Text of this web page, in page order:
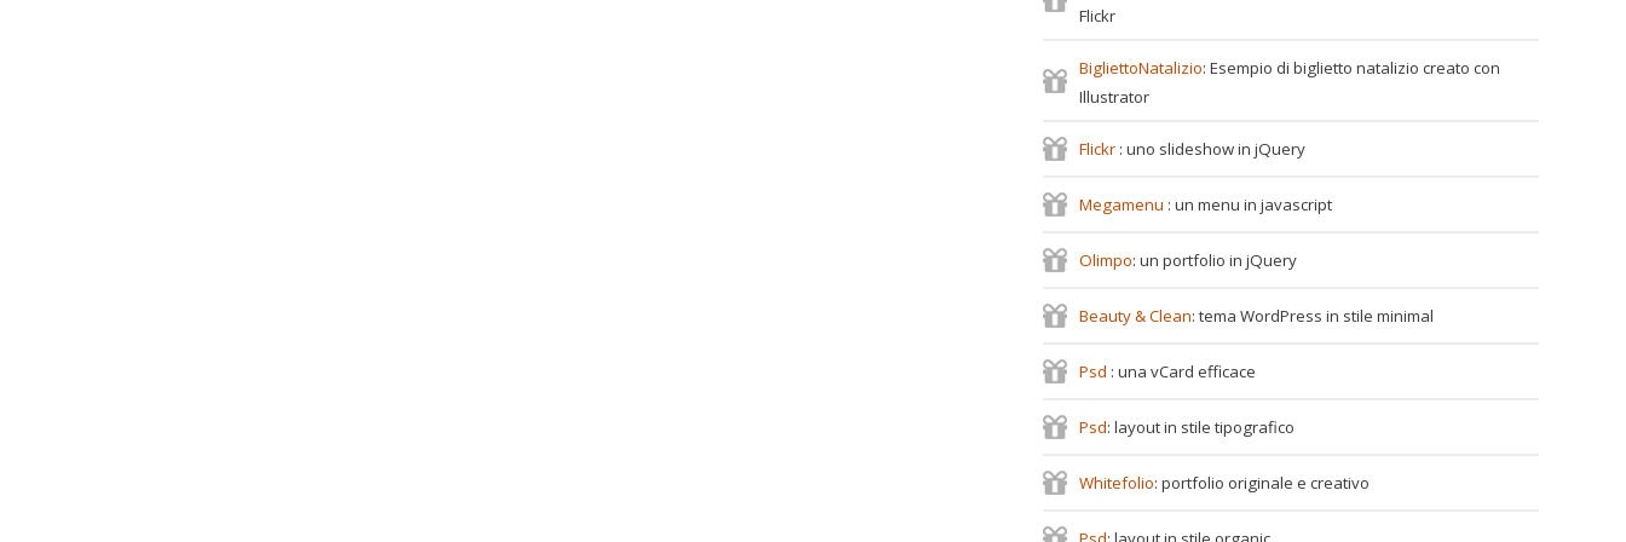
Flickr
BigliettoNatalizio: Esempio di biglietto natalizio creato con
Illustrator
Flickr : uno slideshow in jQuery
Megamenu : un menu in javascript
Olimpo: un portfolio in jQuery
Beauty & Clean: tema WordPress in stile minimal
Psd : una vCard efficace
Psd: layout in stile tipografico
Whitefolio: portfolio originale e creativo